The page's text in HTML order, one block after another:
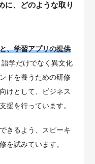
に、どのような取り
、学習アプリの提供
学だけでなく異文化
ドを養うための研修
けとして、ビジネス
援を行っています。
きるよう、スピーキ
を試みています。